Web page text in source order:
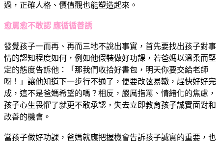
過，正確人格、價值觀也能塑造起來。
愈罵愈不敢認 應循循善誘
發覺孩子一而再、再而三地不說出事實，首先要找出孩子對事
情的認知程度如何，例如他假裝做好功課，若爸媽以溫柔而堅
定的態度告訴他：「那我們收拾好書包，明天你要交給老師
呀！」讓他知道下一步行不通了，便要改弦易轍，趕快好好完
成，這不是爸媽希望的嗎？相反，嚴厲指罵、情緒化的焦慮，
孩子心生畏懼了就更不敢承認，失去立即教育孩子誠實面對和
改善的機會。
當孩子做好功課，爸媽就應把握機會告訴孩子誠實的重要，也